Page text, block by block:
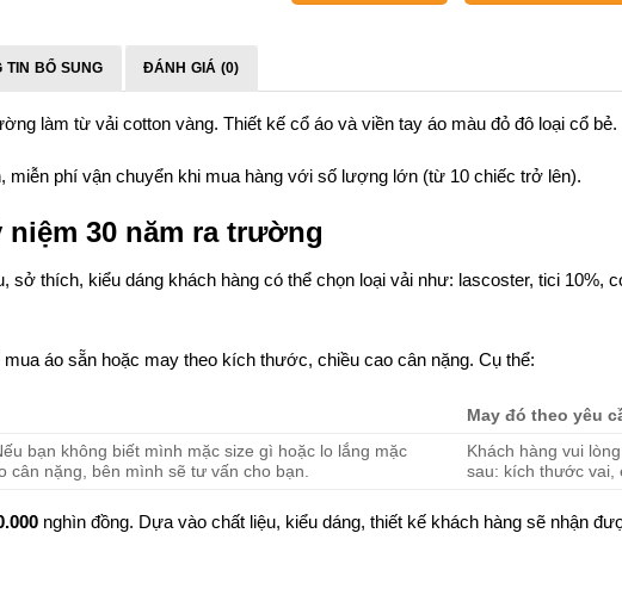
TIN BỔ SUNG ĐÁNH GIÁ (0)
làm từ vải cotton vàng. Thiết kế cổ áo và viền tay áo màu đỏ đô loại cổ bẻ.
miễn phí vận chuyển khi mua hàng với số lượng lớn (từ 10 chiếc trở lên).
30 năm ra trường
sở thích, kiểu dáng khách hàng có thể chọn loại vải như: lascoster, tici 10%,
mua áo sẵn hoặc may theo kích thước, chiều cao cân nặng. Cụ thể:
May đó theo yêu
bạn không biết mình mặc size gì hoặc lo lắng mặc
cân nặng, bên mình sẽ tư vấn cho bạn.
Khách hàng vui
sau: kích thước vai,
nghìn đồng. Dựa vào chất liệu, kiểu dáng, thiết kế khách hàng sẽ nhận